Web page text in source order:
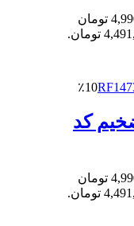
قیمت اصلی: 4,990,000 تومان
٪10
کد
قیمت اصلی: 4,990,000 تومان